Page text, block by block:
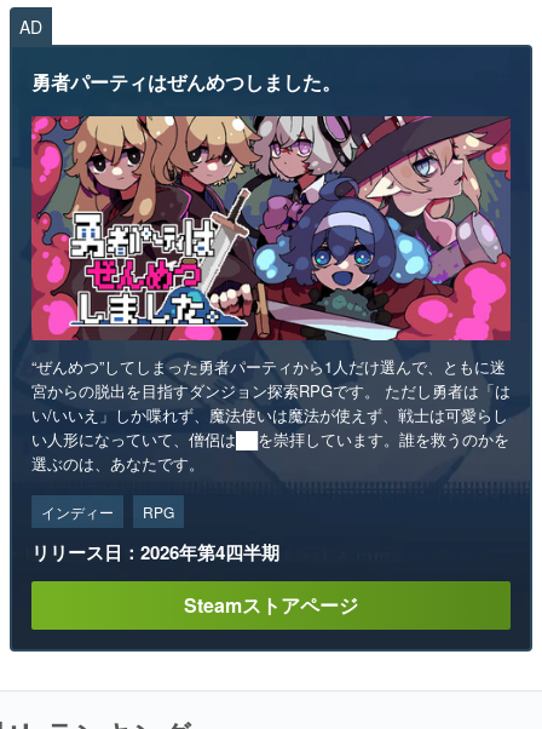
AD
勇者パーティはぜんめつしました。
“ぜんめつ”してしまった勇者パーティから1人だけ選んで、ともに迷
宮からの脱出を目指すダンジョン探索RPGです。 ただし勇者は「は
い/いいえ」しか喋れず、魔法使いは魔法が使えず、戦士は可愛らし
い人形になっていて、僧侶は██を崇拝しています。誰を救うのかを
選ぶのは、あなたです。
インディー RPG
リリース日：2026年第4四半期
Steamストアページ